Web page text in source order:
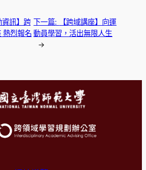
資訊】跨
熱烈報名
下一篇:
【跨域講座】向運
動員學習，活出無限人生
→